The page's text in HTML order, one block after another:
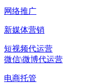
网络推广
新媒体营销
短视频代运营
微信\微博代运营
电商托管